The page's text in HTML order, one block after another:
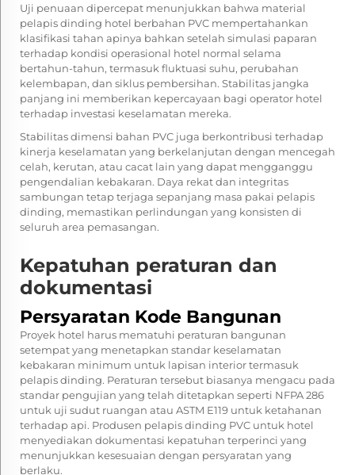
Uji penuaan dipercepat menunjukkan bahwa material
pelapis dinding hotel berbahan PVC mempertahankan
klasifikasi tahan apinya bahkan setelah simulasi paparan
terhadap kondisi operasional hotel normal selama
bertahun-tahun, termasuk fluktuasi suhu, perubahan
kelembapan, dan siklus pembersihan. Stabilitas jangka
panjang ini memberikan kepercayaan bagi operator hotel
terhadap investasi keselamatan mereka.
Stabilitas dimensi bahan PVC juga berkontribusi terhadap
kinerja keselamatan yang berkelanjutan dengan mencegah
celah, kerutan, atau cacat lain yang dapat mengganggu
pengendalian kebakaran. Daya rekat dan integritas
sambungan tetap terjaga sepanjang masa pakai pelapis
dinding, memastikan perlindungan yang konsisten di
seluruh area pemasangan.
Kepatuhan peraturan dan
dokumentasi
Persyaratan Kode Bangunan
Proyek hotel harus mematuhi peraturan bangunan
setempat yang menetapkan standar keselamatan
kebakaran minimum untuk lapisan interior termasuk
pelapis dinding. Peraturan tersebut biasanya mengacu pada
standar pengujian yang telah ditetapkan seperti NFPA 286
untuk uji sudut ruangan atau ASTM E119 untuk ketahanan
terhadap api. Produsen pelapis dinding PVC untuk hotel
menyediakan dokumentasi kepatuhan terperinci yang
menunjukkan kesesuaian dengan persyaratan yang
berlaku.